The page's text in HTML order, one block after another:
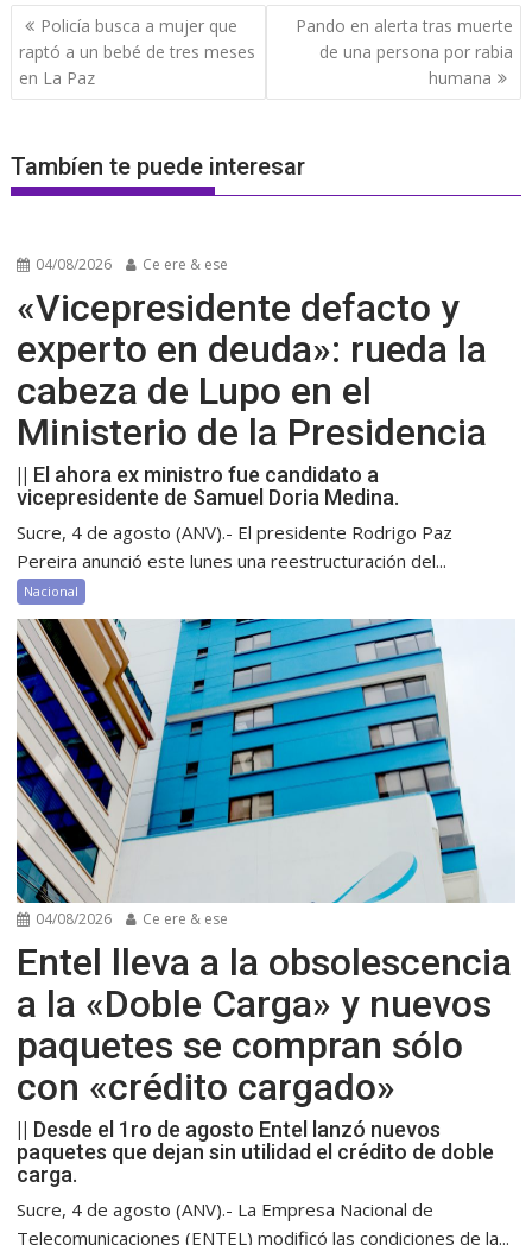
Navegación
de
entradas
Policía busca a mujer que
raptó a un bebé de tres meses
en La Paz
Pando en alerta tras muerte
de una persona por rabia
humana
Tambíen te puede interesar
04/08/2026 Ce ere & ese
«Vicepresidente defacto y
experto en deuda»: rueda la
cabeza de Lupo en el
Ministerio de la Presidencia
|| El ahora ex ministro fue candidato a
vicepresidente de Samuel Doria Medina.
Sucre, 4 de agosto (ANV).- El presidente Rodrigo Paz
Pereira anunció este lunes una reestructuración del...
Nacional
04/08/2026 Ce ere & ese
Entel lleva a la obsolescencia
a la «Doble Carga» y nuevos
paquetes se compran sólo
con «crédito cargado»
|| Desde el 1ro de agosto Entel lanzó nuevos
paquetes que dejan sin utilidad el crédito de doble
carga.
Sucre, 4 de agosto (ANV).- La Empresa Nacional de
Telecomunicaciones (ENTEL) modificó las condiciones de la...